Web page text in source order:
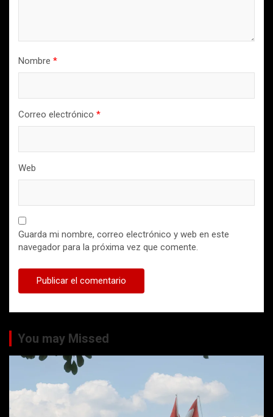
Nombre *
Correo electrónico *
Web
Guarda mi nombre, correo electrónico y web en este
navegador para la próxima vez que comente.
You may Missed